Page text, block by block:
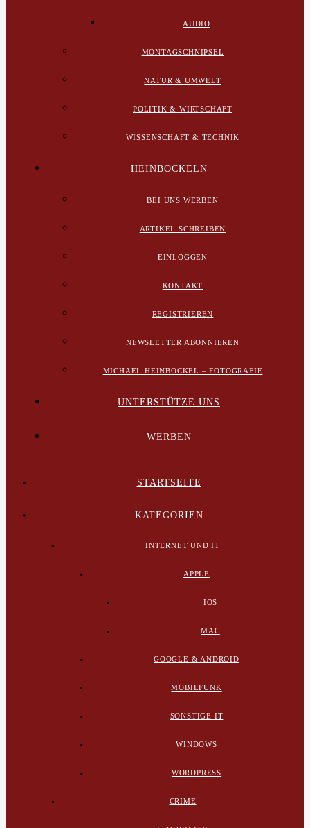
AUDIO
MONTAGSCHNIPSEL
NATUR & UMWELT
POLITIK & WIRTSCHAFT
WISSENSCHAFT & TECHNIK
HEINBOCKELN
BEI UNS WERBEN
ARTIKEL SCHREIBEN
EINLOGGEN
KONTAKT
REGISTRIEREN
NEWSLETTER ABONNIEREN
MICHAEL HEINBOCKEL – FOTOGRAFIE
UNTERSTÜTZE UNS
WERBEN
STARTSEITE
KATEGORIEN
INTERNET UND IT
APPLE
IOS
MAC
GOOGLE & ANDROID
MOBILFUNK
SONSTIGE IT
WINDOWS
WORDPRESS
CRIME